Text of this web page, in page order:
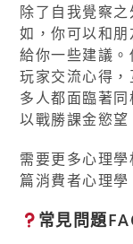
除了自我覺察
如，你可以和
給你一些建議
玩家交流心得
多人都面臨著
以戰勝課金慾
需要更多心理
篇消費者心理
常見問題